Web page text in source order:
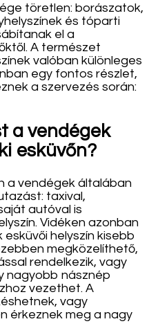
töretlen: borászatok,
és tóparti
el a
A természet
valóban különleges
egy fontos részlet,
a szervezés során:
a vendégek
esküvőn?
a vendégek általában
taxival,
autóval is
Vidéken azonban
helyszín kisebb
megközelíthető,
rendelkezik, vagy
nagyobb násznép
vezethet. A
vagy
érkeznek meg a nagy